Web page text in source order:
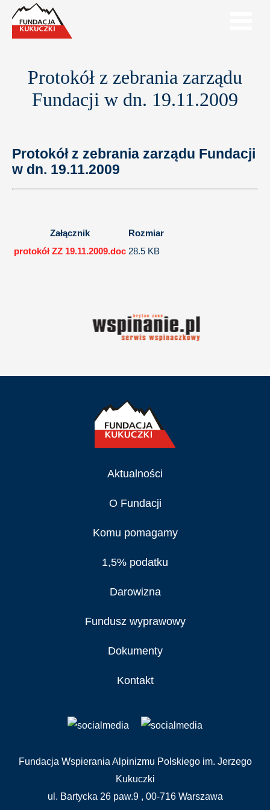
Protokół z zebrania zarządu
Fundacji w dn. 19.11.2009
Protokół z zebrania zarządu Fundacji
w dn. 19.11.2009
Załącznik
Rozmiar
protokół ZZ 19.11.2009.doc 28.5 KB
Aktualności
O Fundacji
Komu pomagamy
1,5% podatku
Darowizna
Fundusz wyprawowy
Dokumenty
Kontakt
Fundacja Wspierania Alpinizmu Polskiego im. Jerzego
Kukuczki
ul. Bartycka 26 paw.9 , 00-716 Warszawa